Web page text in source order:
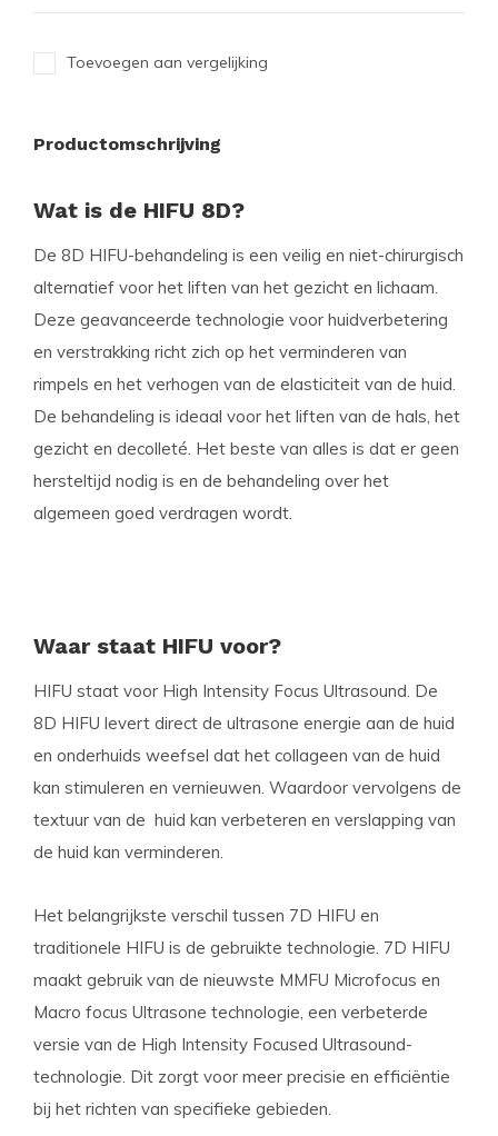
Toevoegen aan vergelijking
Productomschrijving
Wat is de HIFU 8D?
De 8D HIFU-behandeling is een veilig en niet-chirurgisch
alternatief voor het liften van het gezicht en lichaam.
Deze geavanceerde technologie voor huidverbetering
en verstrakking richt zich op het verminderen van
rimpels en het verhogen van de elasticiteit van de huid.
De behandeling is ideaal voor het liften van de hals, het
gezicht en decolleté. Het beste van alles is dat er geen
hersteltijd nodig is en de behandeling over het
algemeen goed verdragen wordt.
Waar staat HIFU voor?
HIFU staat voor High Intensity Focus Ultrasound. De
8D HIFU levert direct de ultrasone energie aan de huid
en onderhuids weefsel dat het collageen van de huid
kan stimuleren en vernieuwen. Waardoor vervolgens de
textuur van de huid kan verbeteren en verslapping van
de huid kan verminderen.
Het belangrijkste verschil tussen 7D HIFU en
traditionele HIFU is de gebruikte technologie. 7D HIFU
maakt gebruik van de nieuwste MMFU Microfocus en
Macro focus Ultrasone technologie, een verbeterde
versie van de High Intensity Focused Ultrasound-
technologie. Dit zorgt voor meer precisie en efficiëntie
bij het richten van specifieke gebieden.